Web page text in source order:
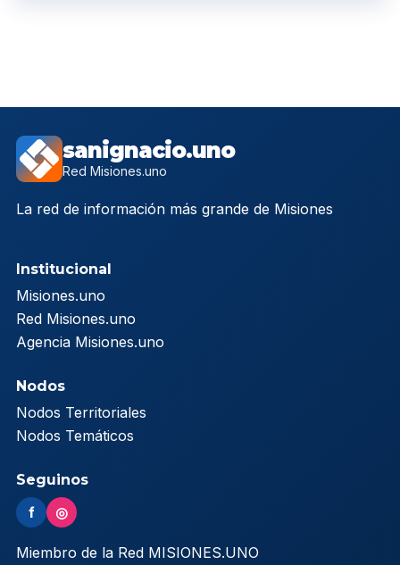
sanignacio.uno
Red Misiones.uno
La red de información más grande de Misiones
Institucional
Misiones.uno
Red Misiones.uno
Agencia Misiones.uno
Nodos
Nodos Territoriales
Nodos Temáticos
Seguinos
f ◎
Miembro de la Red MISIONES.UNO